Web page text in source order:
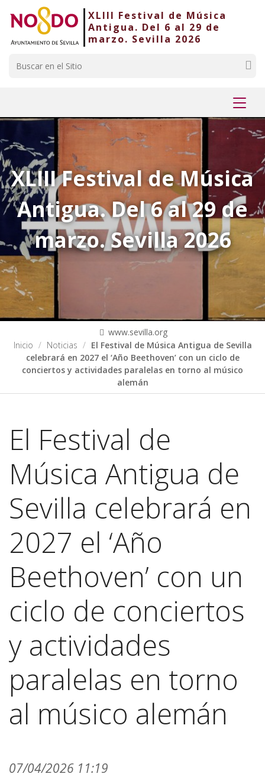
Saltar al contenido
Saltar a la navegación
Información de contactoXLIII Festival de Música
Antigua. Del 6 al 29 de
marzo. Sevilla 2026
menú
XLIII Festival de Música
Antigua. Del 6 al 29 de
marzo. Sevilla 2026
www.sevilla.org
Inicio
Noticias
El Festival de Música Antigua de Sevilla
celebrará en 2027 el ‘Año Beethoven’ con un ciclo de
conciertos y actividades paralelas en torno al músico
alemán
El Festival de
Música Antigua de
Sevilla celebrará en
2027 el ‘Año
Beethoven’ con un
ciclo de conciertos
y actividades
paralelas en torno
al músico alemán
07/04/2026 11:19